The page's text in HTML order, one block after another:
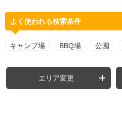
よく使われる検索条件
キャンプ場 BBQ場 公園
エリア変更